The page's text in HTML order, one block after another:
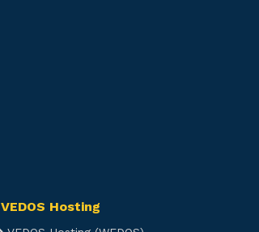
VEDOS Hosting